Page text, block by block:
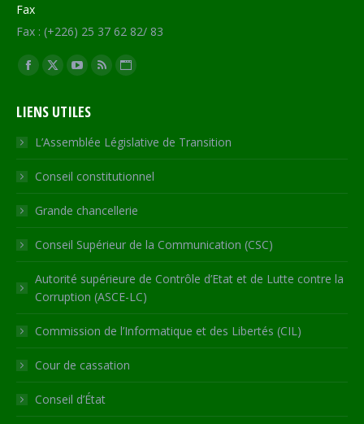
Fax
Fax : (+226) 25 37 62 82/ 83
Trouvez nous sur :
Facebook
opens
in
new
window
X
opens
in
new
window
YouTube
opens
in
new
window
RSS
in
new
window
Site
opens
in
new
LIENS UTILES
L’Assemblée Législative de Transition
Conseil constitutionnel
Grande chancellerie
Conseil Supérieur de la Communication (CSC)
Autorité supérieure de Contrôle d’Etat et de Lutte contre la
Corruption (ASCE-LC)
Commission de l’Informatique et des Libertés (CIL)
Cour de cassation
Conseil d’État